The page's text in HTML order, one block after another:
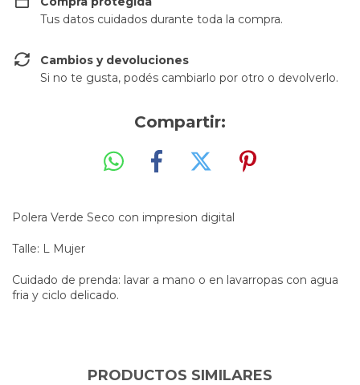
Tus datos cuidados durante toda la compra.
Cambios y devoluciones
Si no te gusta, podés cambiarlo por otro o devolverlo.
Compartir:
Polera Verde Seco con impresion digital
Talle: L Mujer
Cuidado de prenda: lavar a mano o en lavarropas con agua
fria y ciclo delicado.
PRODUCTOS SIMILARES